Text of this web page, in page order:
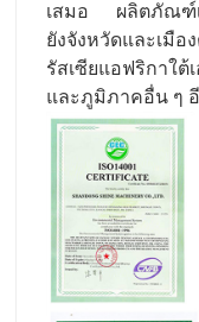
เสมอ ผลิตภัณฑ์เค
ยังจังหวัดและเมื
รัสเซียแอฟริกาใต้
และภูมิภาคอื่น ๆ